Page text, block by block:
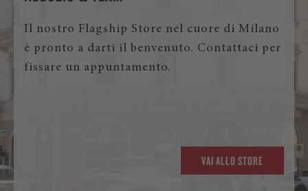
Il nostro Flagship Store nel cuore di Milano
è pronto a darti il benvenuto. Contattaci per
fissare un appuntamento.
VAI ALLO STORE